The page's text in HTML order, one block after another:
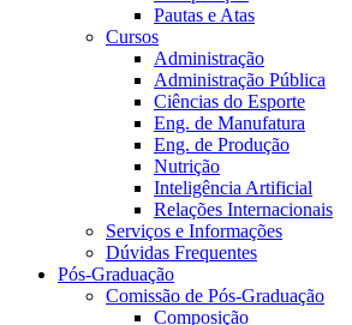
Pautas e Atas
Cursos
Administração
Administração Pública
Ciências do Esporte
Eng. de Manufatura
Eng. de Produção
Nutrição
Inteligência Artificial
Relações Internacionais
Serviços e Informações
Dúvidas Frequentes
Pós-Graduação
Comissão de Pós-Graduação
Composição